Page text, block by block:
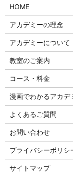
HOME
アカデミーの理念
アカデミーについて
教室のご案内
コース・料金
漫画でわかるアカデ
よくあるご質問
お問い合わせ
プライバシーポリシ
サイトマップ